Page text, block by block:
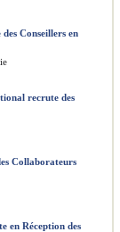
Conseillers en
recrute des
Collaborateurs
en Réception des